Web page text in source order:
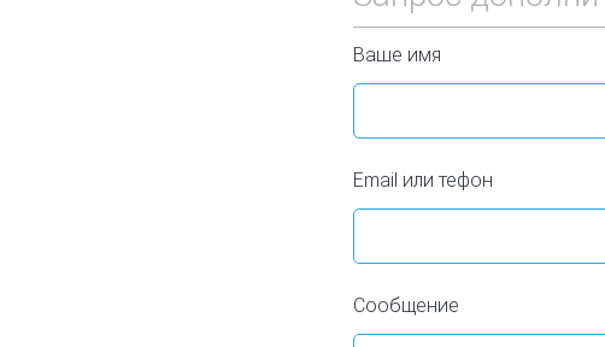
Ваше имя
Email или тефон
Сообщение